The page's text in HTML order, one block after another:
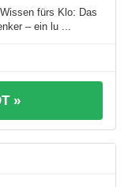
fürs Klo: Das
– ein lu ...
»